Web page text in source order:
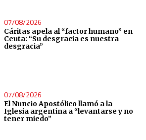
07/08/2026
Cáritas apela al “factor humano” en
Ceuta: “Su desgracia es nuestra
desgracia”
07/08/2026
El Nuncio Apostólico llamó a la
Iglesia argentina a “levantarse y no
tener miedo”